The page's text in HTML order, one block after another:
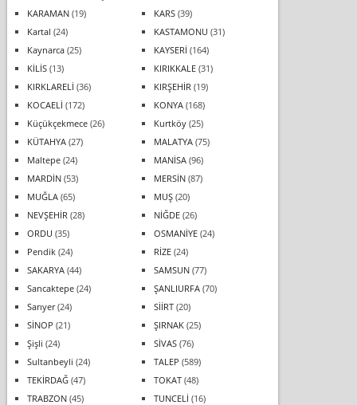
KARAMAN(19) KARS(39)
Kartal (24) KASTAMONU (31)
Kaynarca(25) KAYSERİ (164)
KİLİS(13) KIRIKKALE(31)
KIRKLARELİ (36) KIRŞEHİR (19)
KOCAELİ (172) KONYA(168)
Küçükçekmece(26) Kurtköy(25)
KÜTAHYA(27) MALATYA(75)
Maltepe(24) MANİSA(96)
MARDİN(53) MERSİN(87)
MUĞLA(65) MUŞ(20)
NEVŞEHİR (28) NİĞDE(26)
ORDU (35) OSMANİYE(24)
Pendik(24) RİZE(24)
SAKARYA(44) SAMSUN(77)
Sancaktepe(24) ŞANLIURFA(70)
Sarıyer(24) SİİRT(20)
SİNOP (21) ŞIRNAK(25)
Şişli (24) SİVAS(76)
Sultanbeyli (24) TALEP (589)
TEKİRDAĞ(47) TOKAT(48)
TRABZON(45) TUNCELİ (16)